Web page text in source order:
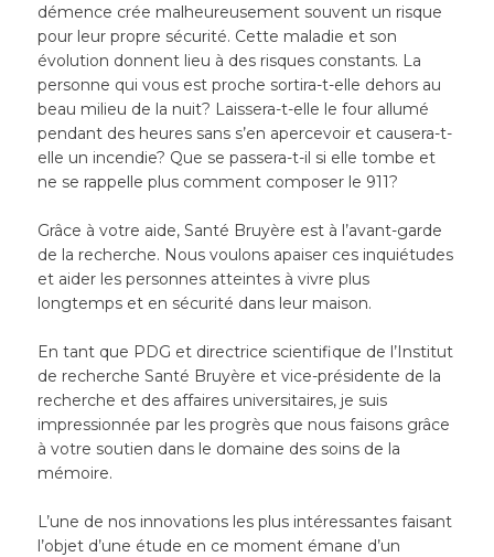
démence crée malheureusement souvent un risque
pour leur propre sécurité. Cette maladie et son
évolution donnent lieu à des risques constants. La
personne qui vous est proche sortira-t-elle dehors au
beau milieu de la nuit? Laissera-t-elle le four allumé
pendant des heures sans s’en apercevoir et causera-t-
elle un incendie? Que se passera-t-il si elle tombe et
ne se rappelle plus comment composer le 911?
Grâce à votre aide, Santé Bruyère est à l’avant-garde
de la recherche. Nous voulons apaiser ces inquiétudes
et aider les personnes atteintes à vivre plus
longtemps et en sécurité dans leur maison.
En tant que PDG et directrice scientifique de l’Institut
de recherche Santé Bruyère et vice-présidente de la
recherche et des affaires universitaires, je suis
impressionnée par les progrès que nous faisons grâce
à votre soutien dans le domaine des soins de la
mémoire.
L’une de nos innovations les plus intéressantes faisant
l’objet d’une étude en ce moment émane d’un